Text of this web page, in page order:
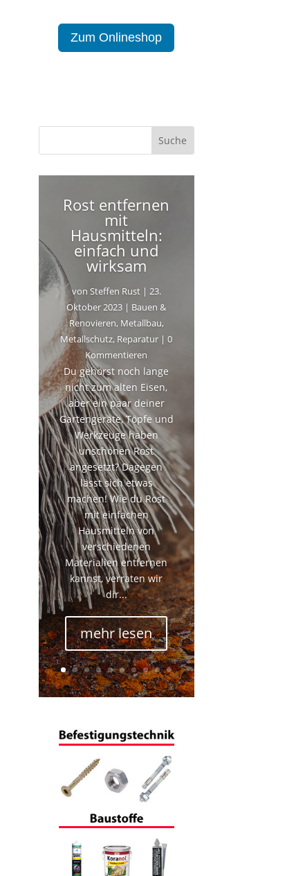
Zum Onlineshop
Rost entfernen
mit
Hausmitteln:
einfach und
wirksam
von Steffen Rust| 23.
Oktober 2023 | Bauen &
Renovieren, Metallbau,
Metallschutz, Reparatur | 0
Kommentieren
Du gehörst noch lange
nicht zum alten Eisen,
aber ein paar deiner
Gartengeräte, Töpfe und
Werkzeuge haben
unschönen Rost
angesetzt? Dagegen
lässt sich etwas
machen! Wie du Rost
mit einfachen
Hausmitteln von
verschiedenen
Materialien entfernen
kannst, verraten wir
dir...
mehr lesen